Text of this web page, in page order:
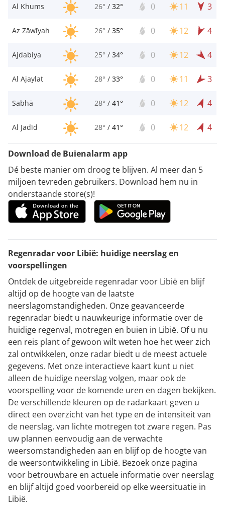
Al Khums 26° / 32° 0 11 3
Az Zāwīyah 26° / 35° 0 12 4
Ajdabiya 25° / 34° 0 12 4
Al Ajaylat 28° / 33° 0 11 3
Sabhā 28° / 41° 0 12 4
Al Jadīd 28° / 41° 0 12 4
Download de Buienalarm app
Dé beste manier om droog te blijven. Al meer dan 5
miljoen tevreden gebruikers. Download hem nu in
onderstaande store(s)!
Regenradar voor Libië: huidige neerslag en
voorspellingen
Ontdek de uitgebreide regenradar voor Libië en blijf
altijd op de hoogte van de laatste
neerslagomstandigheden. Onze geavanceerde
regenradar biedt u nauwkeurige informatie over de
huidige regenval, motregen en buien in Libië. Of u nu
een reis plant of gewoon wilt weten hoe het weer zich
zal ontwikkelen, onze radar biedt u de meest actuele
gegevens. Met onze interactieve kaart kunt u niet
alleen de huidige neerslag volgen, maar ook de
voorspelling voor de komende uren en dagen bekijken.
De verschillende kleuren op de radarkaart geven u
direct een overzicht van het type en de intensiteit van
de neerslag, van lichte motregen tot zware regen. Pas
uw plannen eenvoudig aan de verwachte
weersomstandigheden aan en blijf op de hoogte van
de weersontwikkeling in Libië. Bezoek onze pagina
voor betrouwbare en actuele informatie over neerslag
en blijf altijd goed voorbereid op elke weersituatie in
Libië.